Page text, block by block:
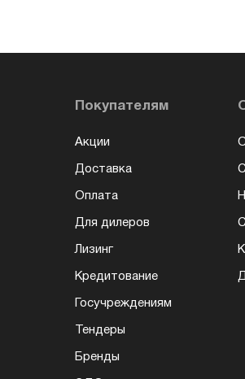
Покупателям
Акции
Доставка
Оплата
Для дилеров
Лизинг
Кредитование
Госучреждениям
Тендеры
Бренды